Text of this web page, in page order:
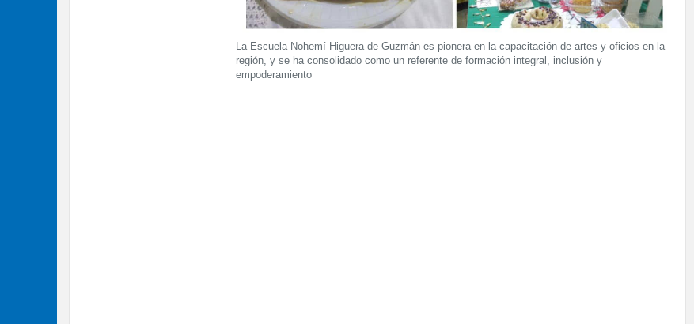
La Escuela Nohemí Higuera de Guzmán es pionera en la capacitación de artes y oficios en la
región, y se ha consolidado como un referente de formación integral, inclusión y
empoderamiento